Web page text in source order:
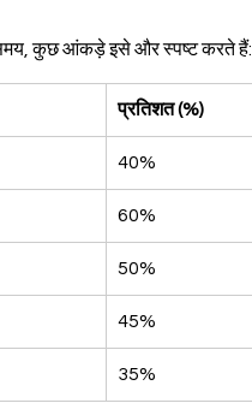
कुछ आंकड़े इसे और स्पष्ट करते हैं:
प्रतिशत (%)
40%
60%
50%
45%
35%